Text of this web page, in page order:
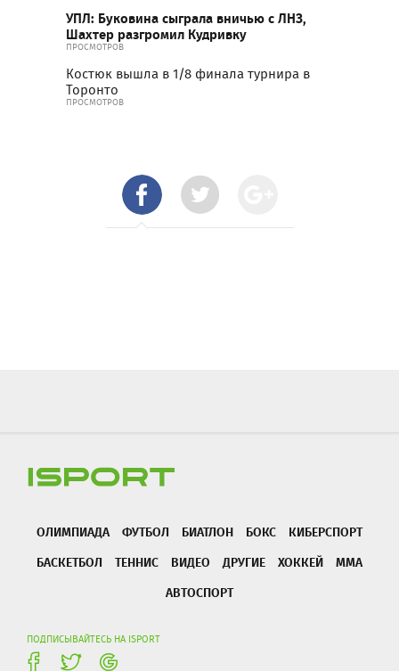
УПЛ: Буковина сыграла вничью с ЛНЗ,
Шахтер разгромил Кудривку
ПРОСМОТРОВ
Костюк вышла в 1/8 финала турнира в
Торонто
ПРОСМОТРОВ
ОЛИМПИАДА ФУТБОЛ БИАТЛОН БОКС
КИБЕРСПОРТ
БАСКЕТБОЛ
ТЕННИС ВИДЕО ДРУГИЕ ХОККЕЙ
ММА
АВТОСПОРТ
ПОДПИСЫВАЙТЕСЬ НА ISPORT